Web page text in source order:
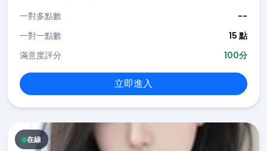
一對多點數
--
一對一點數
15 點
滿意度評分
100分
立即進入
在線